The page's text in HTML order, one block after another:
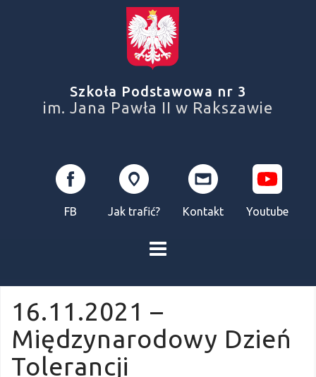
Szkoła Podstawowa nr 3
im. Jana Pawła II w Rakszawie
FB Jak trafić? Kontakt Youtube
16.11.2021 –
Międzynarodowy Dzień
Tolerancji